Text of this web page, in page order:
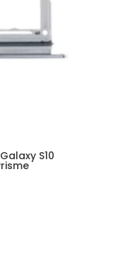
S10